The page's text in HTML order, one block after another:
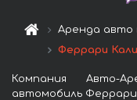
Аренда авто
Феррари
Компания Авто-
автомобиль